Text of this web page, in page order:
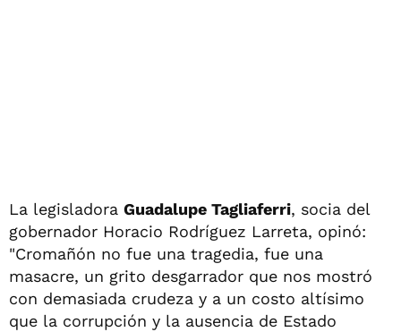
La legisladora Guadalupe Tagliaferri, socia del
gobernador Horacio Rodríguez Larreta, opinó:
"Cromañón no fue una tragedia, fue una
masacre, un grito desgarrador que nos mostró
con demasiada crudeza y a un costo altísimo
que la corrupción y la ausencia de Estado